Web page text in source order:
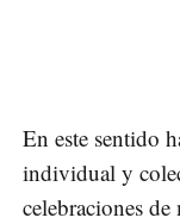
En este sentido
individual y
celebraciones de